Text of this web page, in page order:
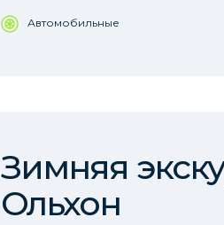
Автомобильные
Зимняя
Ольхон